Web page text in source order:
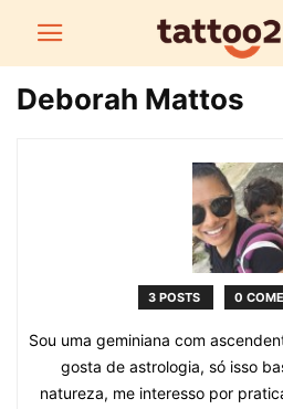
Deborah Mattos
3 POSTS 0
Sou uma geminiana com
gosta de astrologia, só isso
natureza, me interesso por